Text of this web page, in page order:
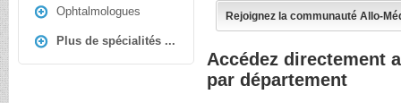
Ophtalmologues
Plus de spécialités ...
Rejoignez la communauté Allo-
Accédez directement
par département